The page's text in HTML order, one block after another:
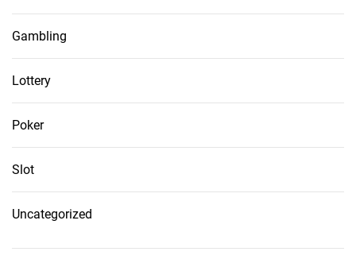
Gambling
Lottery
Poker
Slot
Uncategorized